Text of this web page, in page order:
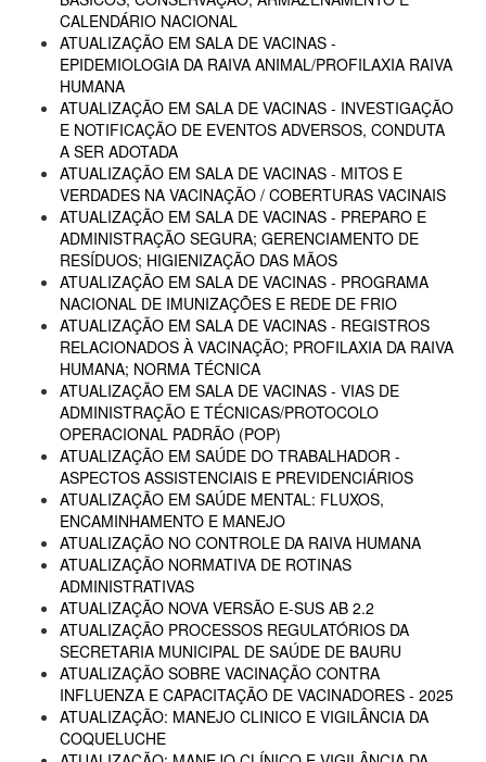
CALENDÁRIO NACIONAL
ATUALIZAÇÃO EM SALA DE VACINAS -
EPIDEMIOLOGIA DA RAIVA ANIMAL/PROFILAXIA RAIVA
HUMANA
ATUALIZAÇÃO EM SALA DE VACINAS - INVESTIGAÇÃO
E NOTIFICAÇÃO DE EVENTOS ADVERSOS, CONDUTA
A SER ADOTADA
ATUALIZAÇÃO EM SALA DE VACINAS - MITOS E
VERDADES NA VACINAÇÃO / COBERTURAS VACINAIS
ATUALIZAÇÃO EM SALA DE VACINAS - PREPARO E
ADMINISTRAÇÃO SEGURA; GERENCIAMENTO DE
RESÍDUOS; HIGIENIZAÇÃO DAS MÃOS
ATUALIZAÇÃO EM SALA DE VACINAS - PROGRAMA
NACIONAL DE IMUNIZAÇÕES E REDE DE FRIO
ATUALIZAÇÃO EM SALA DE VACINAS - REGISTROS
RELACIONADOS À VACINAÇÃO; PROFILAXIA DA RAIVA
HUMANA; NORMA TÉCNICA
ATUALIZAÇÃO EM SALA DE VACINAS - VIAS DE
ADMINISTRAÇÃO E TÉCNICAS/PROTOCOLO
OPERACIONAL PADRÃO (POP)
ATUALIZAÇÃO EM SAÚDE DO TRABALHADOR -
ASPECTOS ASSISTENCIAIS E PREVIDENCIÁRIOS
ATUALIZAÇÃO EM SAÚDE MENTAL: FLUXOS,
ENCAMINHAMENTO E MANEJO
ATUALIZAÇÃO NO CONTROLE DA RAIVA HUMANA
ATUALIZAÇÃO NORMATIVA DE ROTINAS
ADMINISTRATIVAS
ATUALIZAÇÃO NOVA VERSÃO E-SUS AB 2.2
ATUALIZAÇÃO PROCESSOS REGULATÓRIOS DA
SECRETARIA MUNICIPAL DE SAÚDE DE BAURU
ATUALIZAÇÃO SOBRE VACINAÇÃO CONTRA
INFLUENZA E CAPACITAÇÃO DE VACINADORES - 2025
ATUALIZAÇÃO: MANEJO CLINICO E VIGILÂNCIA DA
COQUELUCHE